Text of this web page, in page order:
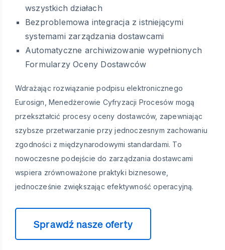
wszystkich działach
Bezproblemowa integracja z istniejącymi
systemami zarządzania dostawcami
Automatyczne archiwizowanie wypełnionych
Formularzy Oceny Dostawców
Wdrażając rozwiązanie podpisu elektronicznego
Eurosign, Menedżerowie Cyfryzacji Procesów mogą
przekształcić procesy oceny dostawców, zapewniając
szybsze przetwarzanie przy jednoczesnym zachowaniu
zgodności z międzynarodowymi standardami. To
nowoczesne podejście do zarządzania dostawcami
wspiera zrównoważone praktyki biznesowe,
jednocześnie zwiększając efektywność operacyjną.
Sprawdź nasze oferty